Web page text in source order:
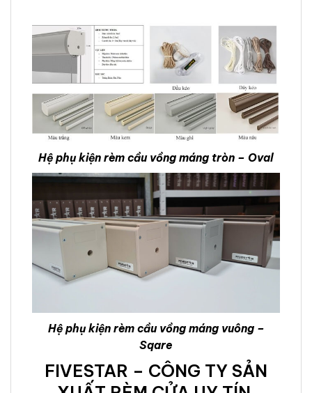
Hệ phụ kiện rèm cầu vồng máng tròn – Oval
Hệ phụ kiện rèm cầu vồng máng vuông –
Sqare
FIVESTAR – CÔNG TY SẢN